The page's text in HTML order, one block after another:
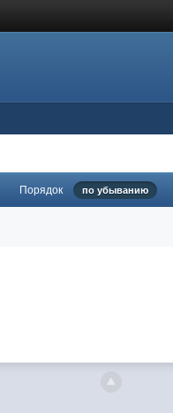
Порядок по убыванию